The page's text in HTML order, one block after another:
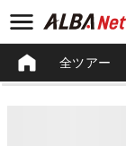
全ツアー